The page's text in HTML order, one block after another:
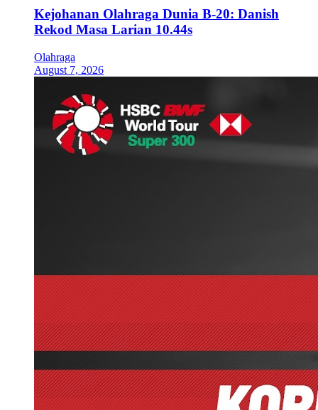
Kejohanan Olahraga Dunia B-20: Danish
Rekod Masa Larian 10.44s
Olahraga
August 7, 2026